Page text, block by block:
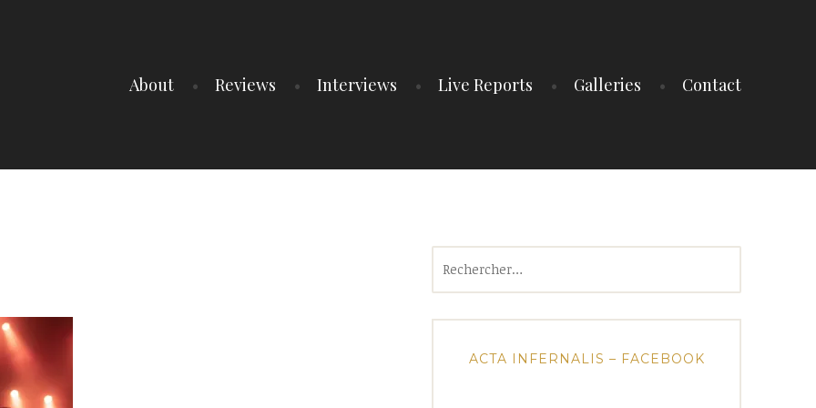
About Reviews Interviews Live Reports Galleries Contact
ACTA INFERNALIS – FACEBOOK